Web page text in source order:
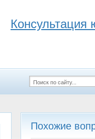
Консультация
Похожие